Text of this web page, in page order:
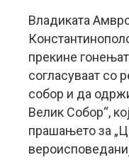
Владиката
прекине
согласуваат со
собор и да
Велик Собор“,
прашањето за